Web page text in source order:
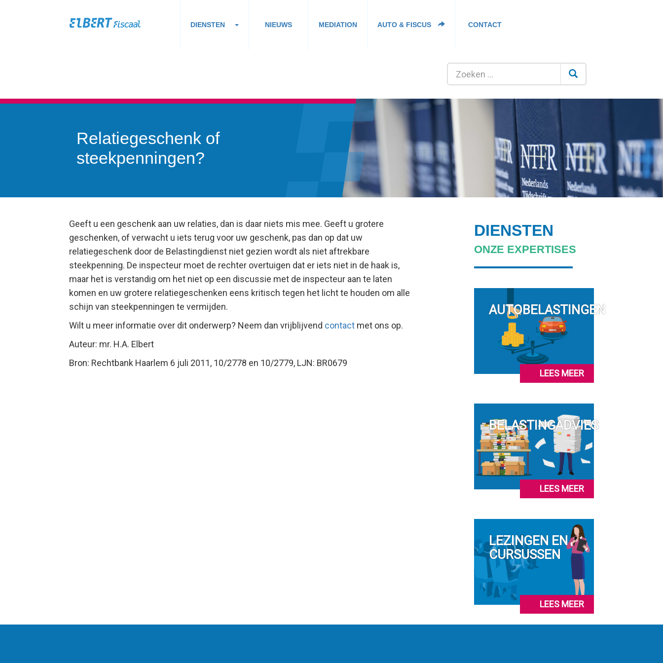
DIENSTEN NIEUWS MEDIATION AUTO & FISCUS CONTACT
Relatiegeschenk of
steekpenningen?
Geeft u een geschenk aan uw relaties, dan is daar niets mis mee. Geeft u grotere
geschenken, of verwacht u iets terug voor uw geschenk, pas dan op dat uw
relatiegeschenk door de Belastingdienst niet gezien wordt als niet aftrekbare
steekpenning. De inspecteur moet de rechter overtuigen dat er iets niet in de haak is,
maar het is verstandig om het niet op een discussie met de inspecteur aan te laten
komen en uw grotere relatiegeschenken eens kritisch tegen het licht te houden om alle
schijn van steekpenningen te vermijden.
Wilt u meer informatie over dit onderwerp? Neem dan vrijblijvend contact met ons op.
Auteur: mr. H.A. Elbert
Bron: Rechtbank Haarlem 6 juli 2011, 10/2778 en 10/2779, LJN: BR0679
DIENSTEN
ONZE EXPERTISES
AUTOBELASTINGEN
LEES MEER
BELASTINGADVIES
LEES MEER
LEZINGEN EN
CURSUSSEN
LEES MEER